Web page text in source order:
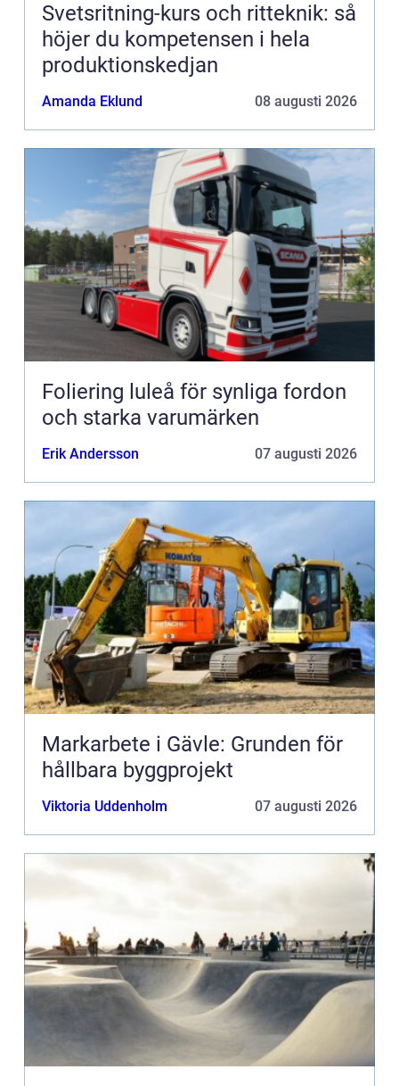
Svetsritning-kurs och ritteknik: så
höjer du kompetensen i hela
produktionskedjan
Amanda Eklund 08 augusti 2026
Foliering luleå för synliga fordon
och starka varumärken
Erik Andersson 07 augusti 2026
Markarbete i Gävle: Grunden för
hållbara byggprojekt
Viktoria Uddenholm 07 augusti 2026